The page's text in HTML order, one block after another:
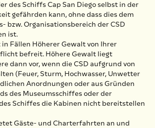
des Schiffs Cap San Diego selbst in der
gefährden kann, ohne dass dies dem
bzw. Organisationsbereich der CSD
ist.
in Fällen Höherer Gewalt von Ihrer
befreit. Höhere Gewalt liegt
dann vor, wenn die CSD aufgrund von
(Feuer, Sturm, Hochwasser, Unwetter
Anordnungen oder aus Gründen
des Museumsschiffes oder der
Schiffes die Kabinen nicht bereitstellen
Gäste- und Charterfahrten an und